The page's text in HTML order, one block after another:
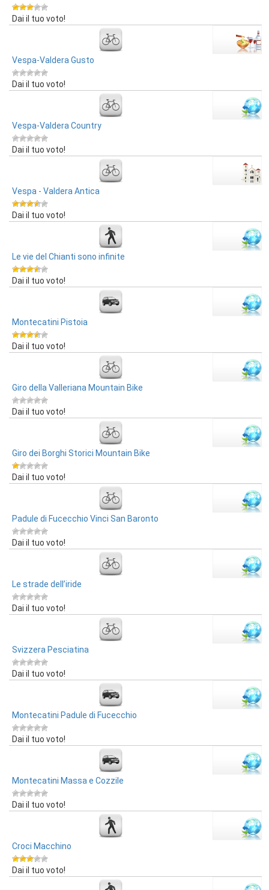
Dai il tuo voto!
Vespa-Valdera Gusto
Dai il tuo voto!
Vespa-Valdera Country
Dai il tuo voto!
Vespa - Valdera Antica
Dai il tuo voto!
Le vie del Chianti sono infinite
Dai il tuo voto!
Montecatini Pistoia
Dai il tuo voto!
Giro della Valleriana Mountain Bike
Dai il tuo voto!
Giro dei Borghi Storici Mountain Bike
Dai il tuo voto!
Padule di Fucecchio Vinci San Baronto
Dai il tuo voto!
Le strade dell’iride
Dai il tuo voto!
Svizzera Pesciatina
Dai il tuo voto!
Montecatini Padule di Fucecchio
Dai il tuo voto!
Montecatini Massa e Cozzile
Dai il tuo voto!
Croci Macchino
Dai il tuo voto!